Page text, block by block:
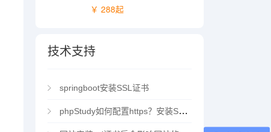
￥ 288起
技术支持
springboot安装SSL证书
phpStudy如何配置https？安装SSL证书方法指南